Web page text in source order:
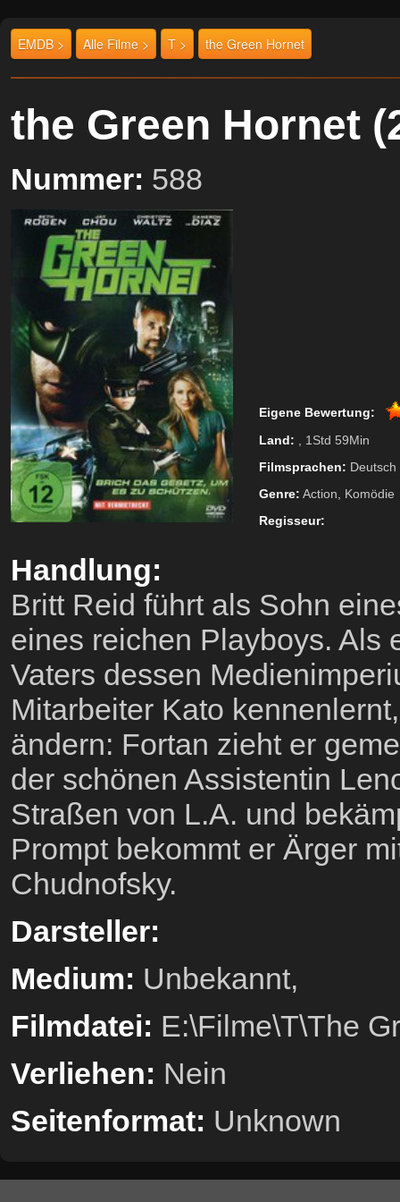
EMDB > Alle Filme > T > the Green Hornet
the Green Hornet
Nummer: 588
Eigene Bewertung:
Land: , 1Std 59Min
Filmsprachen: Deutsch
Genre: Action, Komödie
Regisseur:
Handlung:
Britt Reid führt als Sohn
eines reichen Playboys. Als
Vaters dessen
Mitarbeiter Kato
ändern: Fortan zieht er
der schönen Assistentin
Straßen von L.A. und
Prompt bekommt er Ärger
Chudnofsky.
Darsteller:
Medium: Unbekannt,
Filmdatei: E:\Filme\T\The
Verliehen: Nein
Seitenformat: Unknown